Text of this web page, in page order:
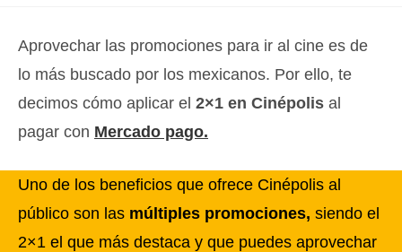
Aprovechar las promociones para ir al cine es de
lo más buscado por los mexicanos. Por ello, te
decimos cómo aplicar el 2×1 en Cinépolis al
pagar con Mercado pago.
Uno de los beneficios que ofrece Cinépolis al
público son las múltiples promociones, siendo el
2×1 el que más destaca y que puedes aprovechar